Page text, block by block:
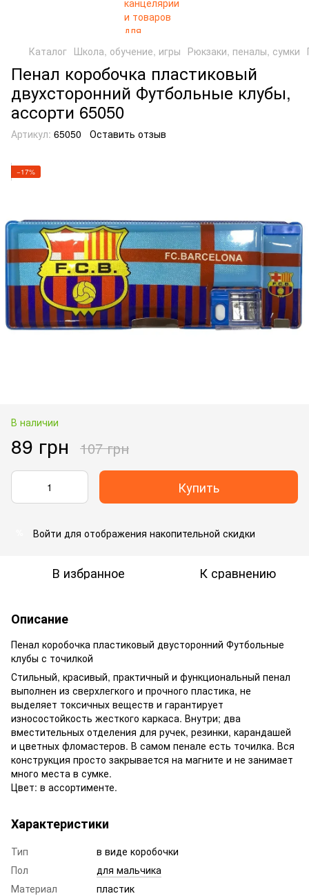
Каталог Школа, обучение, игры Рюкзаки, пеналы, сумки
Пенал коробочка пластиковый
двухсторонний Футбольные клубы,
ассорти 65050
Артикул: 65050 Оставить отзыв
−17%
В наличии
89 грн 107 грн
Купить
Войти для отображения накопительной скидки
В избранное К сравнению
Описание
Пенал коробочка пластиковый двусторонний Футбольные
клубы с точилкой
Стильный, красивый, практичный и функциональный пенал
выполнен из сверхлегкого и прочного пластика, не
выделяет токсичных веществ и гарантирует
износостойкость жесткого каркаса. Внутри; два
вместительных отделения для ручек, резинки, карандашей
и цветных фломастеров. В самом пенале есть точилка. Вся
конструкция просто закрывается на магните и не занимает
много места в сумке.
Цвет: в ассортименте.
Характеристики
Тип
в виде коробочки
Пол
для мальчика
Материал
пластик